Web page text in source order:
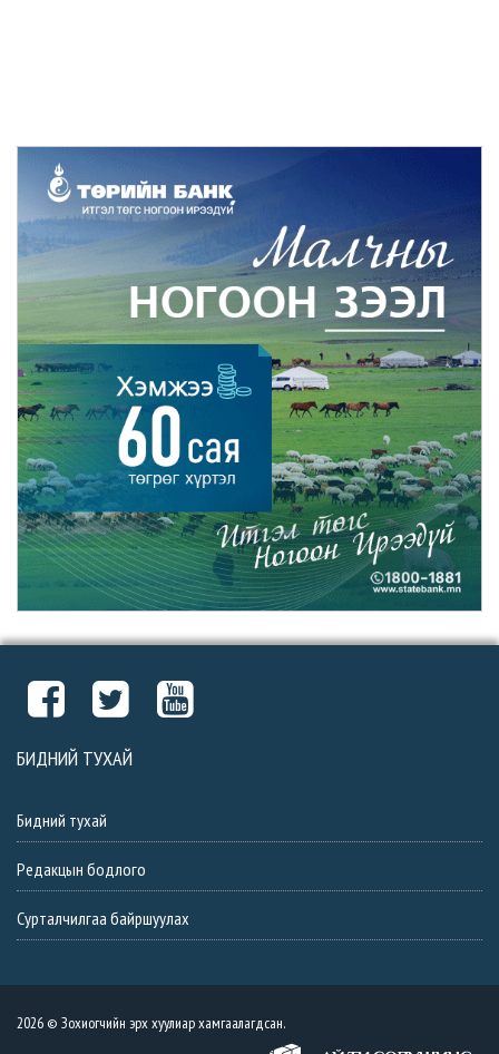
БИДНИЙ ТУХАЙ
Бидний тухай
Редакцын бодлого
Сурталчилгаа байршуулах
2026 © Зохиогчийн эрх хуулиар хамгаалагдсан.